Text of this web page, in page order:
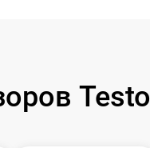
Testo